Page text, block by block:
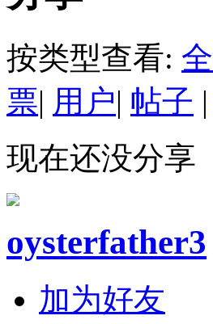
按类型查看:
票| 用户| 帖子 |
现在还没分享
oysterfather3
加为好友